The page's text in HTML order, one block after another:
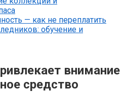
— как не переплатить
обучение и
внимание
средство